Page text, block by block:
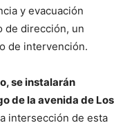
y evacuación
de dirección, un
de intervención.
se instalarán
de la avenida de Los
intersección de esta